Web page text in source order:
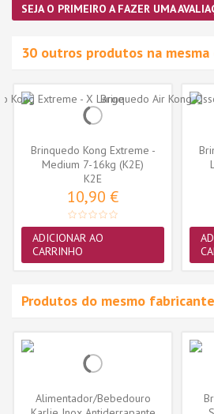
SEJA O PRIMEIRO A FAZER UMA
30 outros produtos na
Brinquedo Kong Extreme -
Medium 7-16kg (K2E)
K2E
10,90 €
ADICIONAR AO
CARRINHO
Produtos do mesmo fabricante
Alimentador/Bebedouro